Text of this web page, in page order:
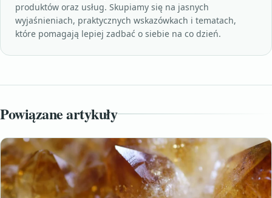
produktów oraz usług. Skupiamy się na jasnych
wyjaśnieniach, praktycznych wskazówkach i tematach,
które pomagają lepiej zadbać o siebie na co dzień.
Powiązane artykuły